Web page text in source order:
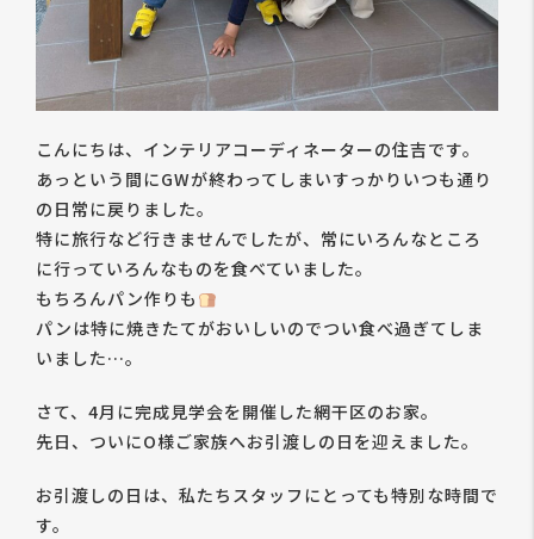
こんにちは、インテリアコーディネーターの住吉です。
あっという間にGWが終わってしまいすっかりいつも通り
の日常に戻りました。
特に旅行など行きませんでしたが、常にいろんなところ
に行っていろんなものを食べていました。
もちろんパン作りも
パンは特に焼きたてがおいしいのでつい食べ過ぎてしま
いました…。
さて、4月に完成見学会を開催した網干区のお家。
先日、ついにO様ご家族へお引渡しの日を迎えました。
お引渡しの日は、私たちスタッフにとっても特別な時間で
す。